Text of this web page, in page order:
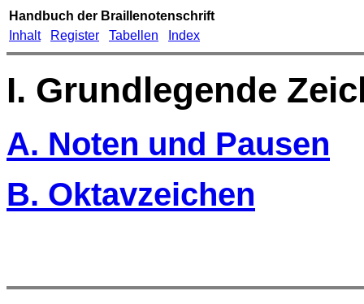
Handbuch der Braillenotenschrift
Inhalt
Register Tabellen Index
I. Grundlegende
A. Noten und Pausen
B. Oktavzeichen